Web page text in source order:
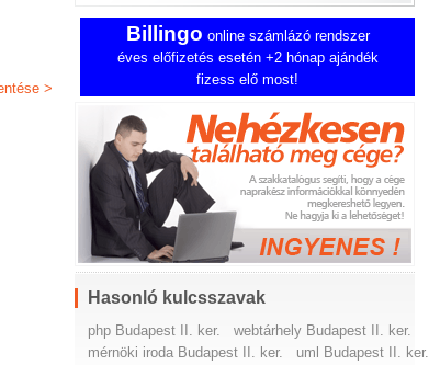
>
Billingo online számlázó rendszer
éves előfizetés esetén +2 hónap ajándék
fizess elő most!
Hasonló kulcsszavak
php Budapest II. ker.
webtárhely Budapest II. ker.
mérnöki iroda Budapest II. ker.
uml Budapest II. ker.